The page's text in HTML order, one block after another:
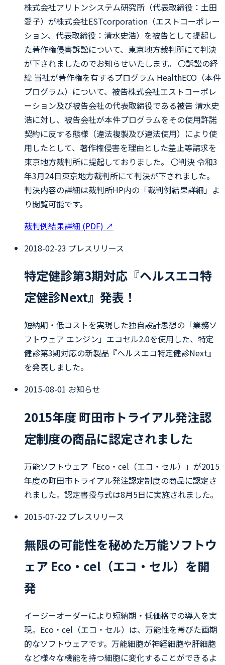
株式会社アリトンシステム研究所（代表取締役：土田
愛子）が株式会社ESTcorporation（エストコーポレー
ション、代表取締役：清水史浩）を被告として提起し
た著作権侵害訴訟について、東京地方裁判所にて判決
が下されましたのでお知らせいたします。 〇訴訟の経
緯 当社が著作権を有するプログラム HealthECO（本件
プログラム）について、被告株式会社エストコーポレ
ーション及び被告会社の代表取締役である被告 清水史
浩に対し、被告会社が本件プログラムをその使用許諾
契約に反する態様（違法複製及び違法使用）により使
用したとして、著作権侵害を理由とした差止等請求を
東京地方裁判所に提起しておりました。 〇判決 令和3
年3月24日東京地方裁判所にて判決が下されました。
判決内容の詳細は裁判所HP内の「裁判例結果詳細」よ
り閲覧可能です。
裁判例結果詳細 (PDF) ↗
2018-02-23 プレスリリース
特定健診第3期対応『ヘルスエコ特
定健診Next』発表！
短納期・低コストを実現した独自設計思想の「業務ソ
フトウェア エンジン」エコセル2.0を使用した、特定
健診第3期対応の新製品『ヘルスエコ特定健診Next』
を発表しました。
2015-08-01 お知らせ
2015年度 町田市トライアル発注認
定制度の商品に認定されました
万能ソフトウェア「Eco・cel（エコ・セル）」が2015
年度の町田市トライアル発注認定制度の商品に認定さ
れました。認定書授与式は8月5日に実施されました。
2015-07-22 プレスリリース
無限の可能性を秘めた万能ソフトウ
ェア Eco・cel（エコ・セル）を開
発
イージーオーダーにより短納期・低価格での導入を実
現。Eco・cel（エコ・セル）は、万能性を帯びた画期
的なソフトウェアです。万能細胞が神経細胞や肝細胞
など様々な機能を持つ細胞に変化することができるよ